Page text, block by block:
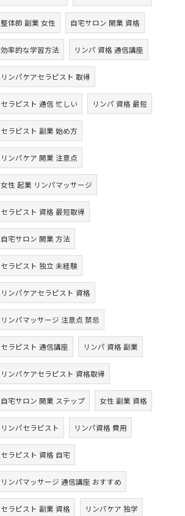
整体師 副業 女性 自宅サロン 開業 資格
効率的な学習方法 リンパ 資格 通信講座
リンパケアセラピスト 取得
セラピスト 通信 忙しい リンパ 資格 最短
セラピスト 副業 始め方
リンパケア 開業 注意点
女性 起業 リンパマッサージ
セラピスト 資格 最短取得
自宅サロン 開業 方法
セラピスト 独立 未経験
リンパケアセラピスト 資格
リンパマッサージ 注意点 禁忌
セラピスト 通信講座 リンパ 資格 副業
リンパケアセラピスト 資格取得
自宅サロン 開業 ステップ 女性 副業 資格
リンパセラピスト リンパ資格 費用
セラピスト 資格 自宅
リンパマッサージ 通信講座 おすすめ
セラピスト 副業 資格 リンパケア 独学